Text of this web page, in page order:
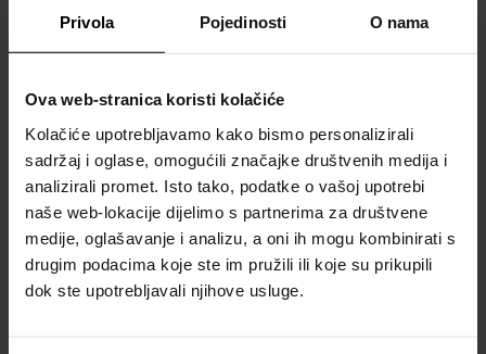
Privola Pojedinosti O nama
Ova web-stranica koristi kolačiće
Kolačiće upotrebljavamo kako bismo personalizirali
sadržaj i oglase, omogućili značajke društvenih medija i
analizirali promet. Isto tako, podatke o vašoj upotrebi
naše web-lokacije dijelimo s partnerima za društvene
medije, oglašavanje i analizu, a oni ih mogu kombinirati s
drugim podacima koje ste im pružili ili koje su prikupili
dok ste upotrebljavali njihove usluge.